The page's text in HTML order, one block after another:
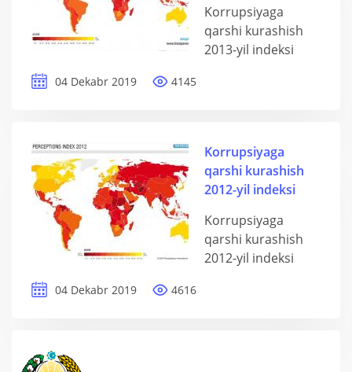
Korrupsiyaga
qarshi kurashish
2013-yil indeksi
04 Dekabr 2019 4145
Korrupsiyaga
qarshi kurashish
2012-yil indeksi
Korrupsiyaga
qarshi kurashish
2012-yil indeksi
04 Dekabr 2019 4616